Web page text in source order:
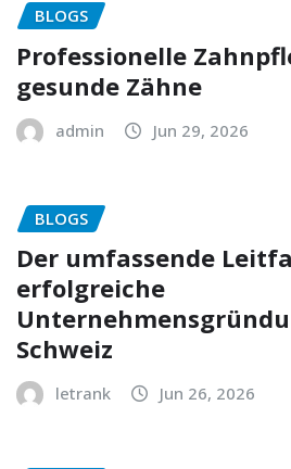
BLOGS
Professionelle
gesunde Zähne
admin Jun 29, 2026
BLOGS
Der umfassende
erfolgreiche
Schweiz
letrank Jun 26, 2026